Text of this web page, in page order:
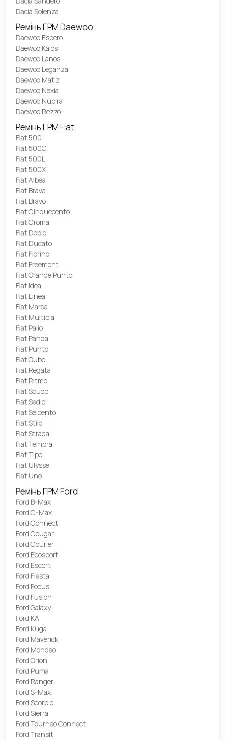
Dacia Solenza
Ремінь ГРМ Daewoo
Daewoo Espero
Daewoo Kalos
Daewoo Lanos
Daewoo Leganza
Daewoo Matiz
Daewoo Nexia
Daewoo Nubira
Daewoo Rezzo
Ремінь ГРМ Fiat
Fiat 500
Fiat 500C
Fiat 500L
Fiat 500X
Fiat Albea
Fiat Brava
Fiat Bravo
Fiat Cinquecento
Fiat Croma
Fiat Doblo
Fiat Ducato
Fiat Fiorino
Fiat Freemont
Fiat Grande Punto
Fiat Idea
Fiat Linea
Fiat Marea
Fiat Multipla
Fiat Palio
Fiat Panda
Fiat Punto
Fiat Qubo
Fiat Regata
Fiat Ritmo
Fiat Scudo
Fiat Sedici
Fiat Seicento
Fiat Stilo
Fiat Strada
Fiat Tempra
Fiat Tipo
Fiat Ulysse
Fiat Uno
Ремінь ГРМ Ford
Ford B-Max
Ford C-Max
Ford Connect
Ford Cougar
Ford Courier
Ford Ecosport
Ford Escort
Ford Fiesta
Ford Focus
Ford Fusion
Ford Galaxy
Ford KA
Ford Kuga
Ford Maverick
Ford Mondeo
Ford Orion
Ford Puma
Ford Ranger
Ford S-Max
Ford Scorpio
Ford Sierra
Ford Tourneo Connect
Ford Transit